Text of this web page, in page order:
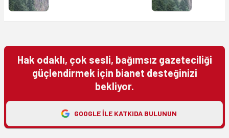
Hak odaklı, çok sesli, bağımsız gazeteciliği
güçlendirmek için bianet desteğinizi
bekliyor.
GOOGLE ILE KATKIDA BULUNUN